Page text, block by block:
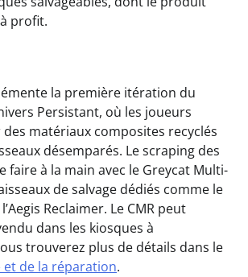
profit.
la première itération du
Persistant, où les joueurs
matériaux composites recyclés
désemparés. Le scraping des
faire à la main avec le Greycat Multi-
de salvage dédiés comme le
Reclaimer. Le CMR peut
dans les kiosques à
trouverez plus de détails dans le
et de la réparation.